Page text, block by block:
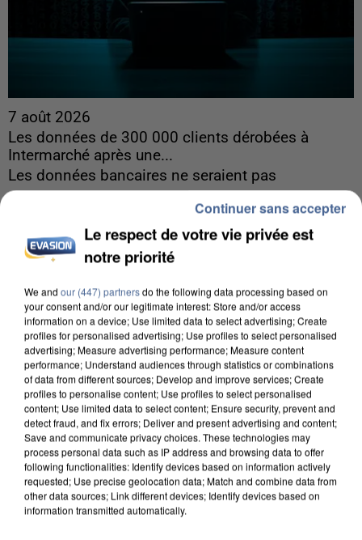
7 août 2026
Les données de 300 000 clients dérobées à
Intermarché après une...
Les données bancaires ne seraient pas
concernées.
7 août 2026
Un second cadre de la DZ Mafia interpellé en
Le respect de votre vie privée est
notre priorité
We and our (447) partnersdo the following data processing based on
your consent and/or our legitimate interest: Store and/or access
information on a device; Use limited data to select advertising; Create
profiles for personalised advertising; Use profiles to select personalised
advertising; Measure advertising performance; Measure content
performance; Understand audiences through statistics or combinations
of data from different sources; Develop and improve services; Create
profiles to personalise content; Use profiles to select personalised
content; Use limited data to select content; Ensure security, prevent and
detect fraud, and fix errors; Deliver and present advertising and content;
Save and communicate privacy choices. These technologies may
process personal data such as IP address and browsing data to offer
following functionalities: Identify devices based on information actively
requested; Use precise geolocation data; Match and combine data from
other data sources; Link different devices; Identify devices based on
information transmitted automatically.
Continuer sans accepter